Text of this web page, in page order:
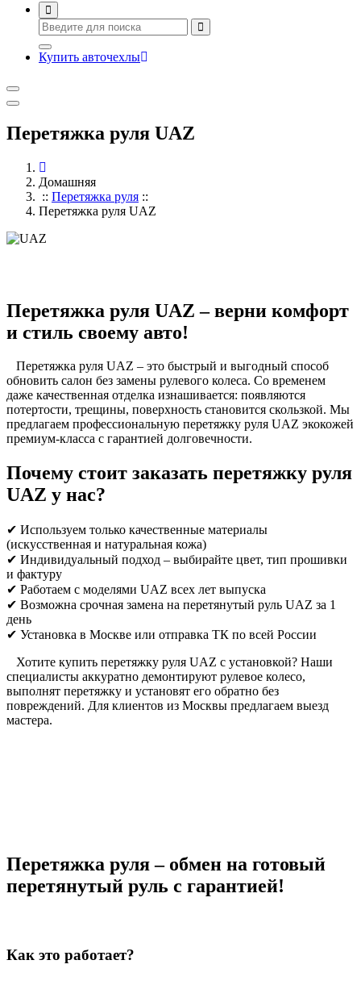
Авточехлы с доставкой и установкой в Москве
Купить авточехлы
Перетяжка руля UAZ
Домашняя
:: Перетяжка руля ::
Перетяжка руля UAZ
Перетяжка руля UAZ – верни комфорт
и стиль своему авто!
Перетяжка руля UAZ – это быстрый и выгодный способ
обновить салон без замены рулевого колеса. Со временем
даже качественная отделка изнашивается: появляются
потертости, трещины, поверхность становится скользкой. Мы
предлагаем профессиональную перетяжку руля UAZ экокожей
премиум-класса с гарантией долговечности.
Почему стоит заказать перетяжку руля
UAZ у нас?
✔ Используем только качественные материалы
(искусственная и натуральная кожа)
✔ Индивидуальный подход – выбирайте цвет, тип прошивки
и фактуру
✔ Работаем с моделями UAZ всех лет выпуска
✔ Возможна срочная замена на перетянутый руль UAZ за 1
день
✔ Установка в Москве или отправка ТК по всей России
Хотите купить перетяжку руля UAZ с установкой? Наши
специалисты аккуратно демонтируют рулевое колесо,
выполнят перетяжку и установят его обратно без
повреждений. Для клиентов из Москвы предлагаем выезд
мастера.
Перетяжка руля – обмен на готовый
перетянутый руль с гарантией!
Как это работает?